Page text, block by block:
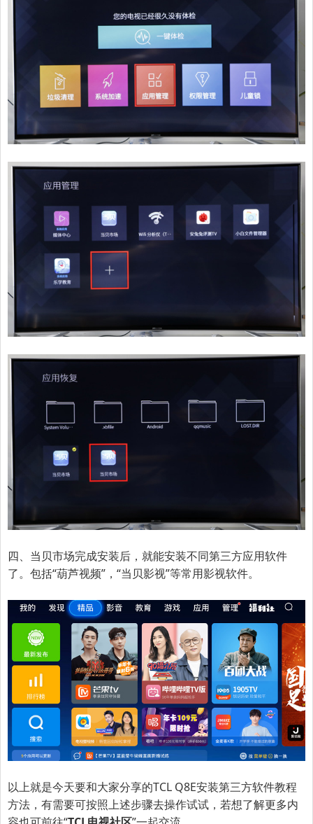
四、当贝市场完成安装后，就能安装不同第三方应用软件
了。包括“葫芦视频”，“当贝影视”等常用影视软件。
以上就是今天要和大家分享的TCL Q8E安装第三方软件教程
方法，有需要可按照上述步骤去操作试试，若想了解更多内